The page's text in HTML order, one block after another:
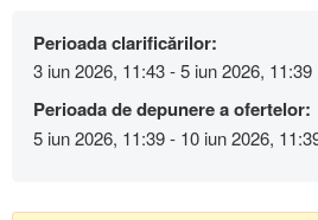
Perioada clarificărilor:
3 iun 2026, 11:43 - 5 iun 2026, 11:39
Perioada de depunere a ofertelor:
5 iun 2026, 11:39 - 10 iun 2026,